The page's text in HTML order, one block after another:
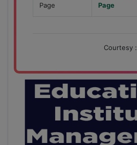
Page
Page
Courtesy :